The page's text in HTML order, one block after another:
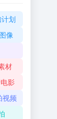
划
像
材
影
视频